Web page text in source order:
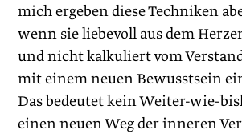
mich ergeben diese Techniken
wenn sie liebevoll aus dem
und nicht kalkuliert vom
mit einem neuen Bewusstsein
Das bedeutet kein Weiter-wie-
einen neuen Weg der inneren